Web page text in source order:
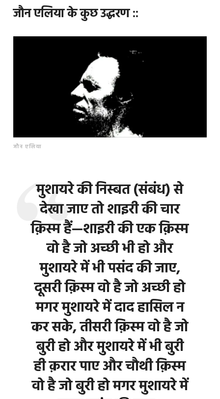
जौन एलिया के कुछ उद्धरण ::
जौन एलिया
मुशायरे की निस्बत (संबंध) से
देखा जाए तो शाइरी की चार
क़िस्म हैं—शाइरी की एक क़िस्म
वो है जो अच्छी भी हो और
मुशायरे में भी पसंद की जाए,
दूसरी क़िस्म वो है जो अच्छी हो
मगर मुशायरे में दाद हासिल न
कर सके, तीसरी क़िस्म वो है जो
बुरी हो और मुशायरे में भी बुरी
ही क़रार पाए और चौथी क़िस्म
वो है जो बुरी हो मगर मुशायरे में